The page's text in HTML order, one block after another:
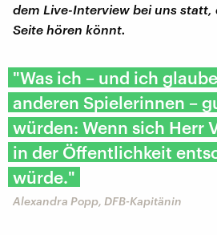
dem Live-Interview bei uns statt,
Seite hören könnt.
"Was ich – und ich
anderen Spielerinnen –
würden: Wenn sich Herr
in der Öffentlichkeit
würde."
Alexandra Popp, DFB-Kapitänin